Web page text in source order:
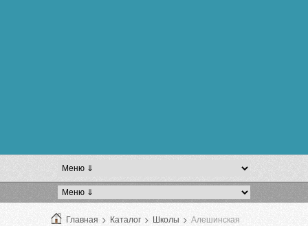
Главная > Каталог > Школы > Алешинская